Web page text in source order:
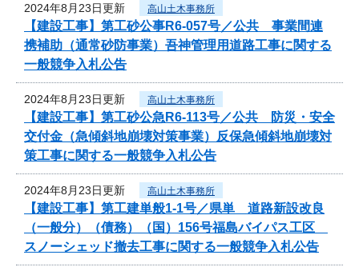
2024年8月23日更新 高山土木事務所
【建設工事】第工砂公事R6-057号／公共 事業間連
携補助（通常砂防事業）吾神管理用道路工事に関する
一般競争入札公告
2024年8月23日更新 高山土木事務所
【建設工事】第工砂公急R6-113号／公共 防災・安全
交付金（急傾斜地崩壊対策事業）反保急傾斜地崩壊対
策工事に関する一般競争入札公告
2024年8月23日更新 高山土木事務所
【建設工事】第工建単般1-1号／県単 道路新設改良
（一般分）（債務）（国）156号福島バイパス工区
スノーシェッド撤去工事に関する一般競争入札公告